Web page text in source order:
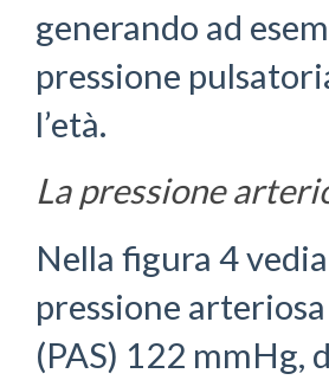
generando ad
pressione
l’età.
La pressione
Nella figura 4
pressione
(PAS) 122 mmHg,